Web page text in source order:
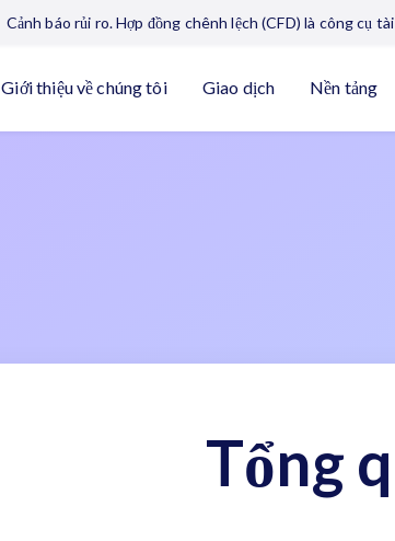
Cảnh báo rủi ro. Hợp đồng chênh lệch (CFD) là công cụ
Giới thiệu về chúng tôi Giao dịch Nền tảng
Tổng